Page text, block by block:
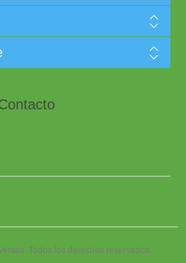
Todos los derechos reservados.